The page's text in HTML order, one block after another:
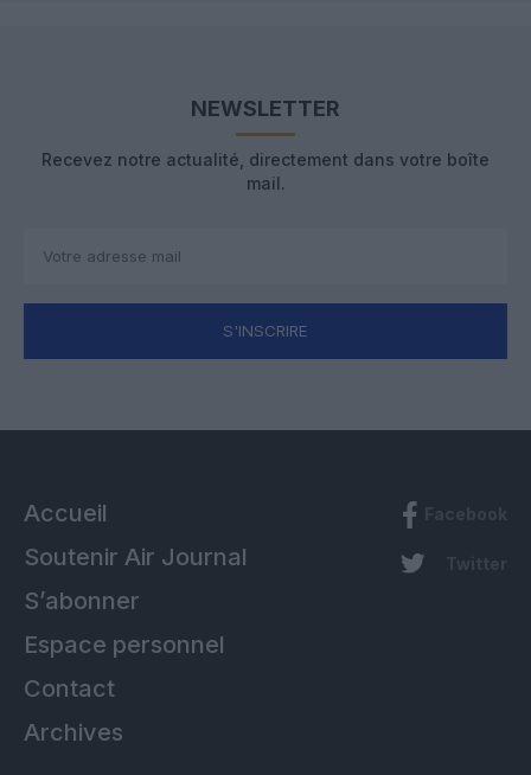
NEWSLETTER
Recevez notre actualité, directement dans votre boîte
mail.
S'INSCRIRE
Accueil
Soutenir Air Journal
S’abonner
Espace personnel
Contact
Archives